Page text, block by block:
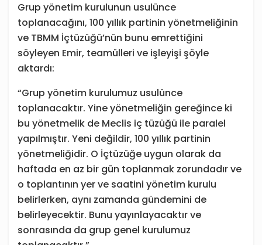
Grup yönetim kurulunun usulünce
toplanacağını, 100 yıllık partinin yönetmeliğinin
ve TBMM İçtüzüğü’nün bunu emrettiğini
söyleyen Emir, teamülleri ve işleyişi şöyle
aktardı:
“Grup yönetim kurulumuz usulünce
toplanacaktır. Yine yönetmeliğin gereğince ki
bu yönetmelik de Meclis iç tüzüğü ile paralel
yapılmıştır. Yeni değildir, 100 yıllık partinin
yönetmeliğidir. O İçtüzüğe uygun olarak da
haftada en az bir gün toplanmak zorundadır ve
o toplantının yer ve saatini yönetim kurulu
belirlerken, aynı zamanda gündemini de
belirleyecektir. Bunu yayınlayacaktır ve
sonrasında da grup genel kurulumuz